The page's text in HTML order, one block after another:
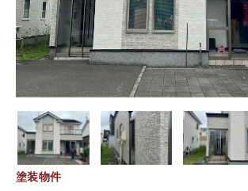
塗装物件